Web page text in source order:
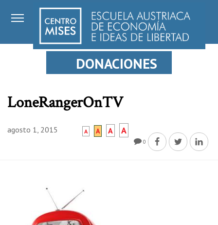
DONACIONES
LoneRangerOnTV
agosto 1, 2015 A A A A
0